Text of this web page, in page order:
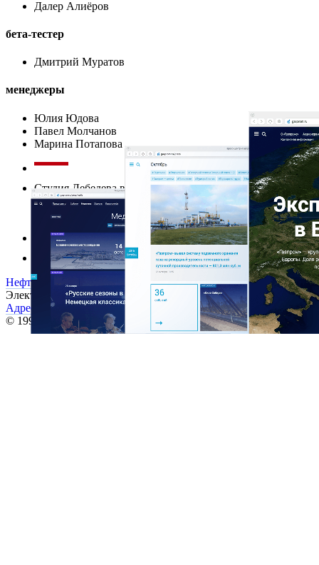
Далер Алиёров
бета-тестер
Дмитрий Муратов
менеджеры
Юлия Юдова
Павел Молчанов
Марина Потапова
Студия Лебедева выражает благодарность Сергею
Куприянову, Андрею Черных и Вячеславу Лошкареву
за всестороннюю помощь и содействие в работе над
Сайт управляется системой «Имприматур I (Ява)»
Нефть и газ
Электропочта:mailbox@artlebedev.ru
Адреса и телефоны
© 1995–2026Студия Артемия Лебедева